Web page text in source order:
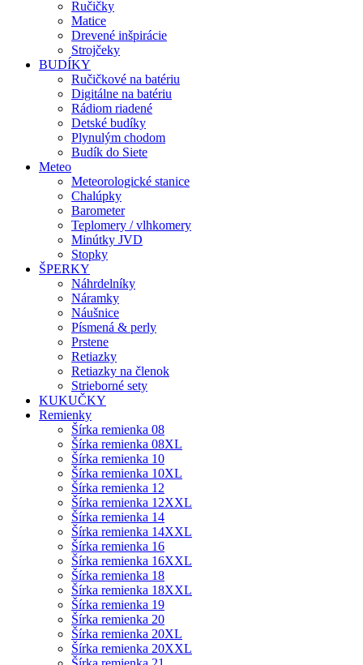
Ručičky
Matice
Drevené inšpirácie
Strojčeky
BUDÍKY
Ručičkové na batériu
Digitálne na batériu
Rádiom riadené
Detské budíky
Plynulým chodom
Budík do Siete
Meteo
Meteorologické stanice
Chalúpky
Barometer
Teplomery / vlhkomery
Minútky JVD
Stopky
ŠPERKY
Náhrdelníky
Náramky
Náušnice
Písmená & perly
Prstene
Retiazky
Retiazky na členok
Strieborné sety
KUKUČKY
Remienky
Šírka remienka 08
Šírka remienka 08XL
Šírka remienka 10
Šírka remienka 10XL
Šírka remienka 12
Šírka remienka 12XXL
Šírka remienka 14
Šírka remienka 14XXL
Šírka remienka 16
Šírka remienka 16XXL
Šírka remienka 18
Šírka remienka 18XXL
Šírka remienka 19
Šírka remienka 20
Šírka remienka 20XL
Šírka remienka 20XXL